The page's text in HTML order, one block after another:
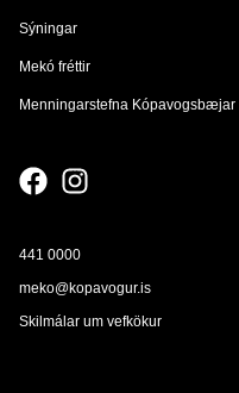
Sýningar
Mekó fréttir
Menningarstefna Kópavogsbæjar
441 0000
meko@kopavogur.is
Skilmálar um vefkökur